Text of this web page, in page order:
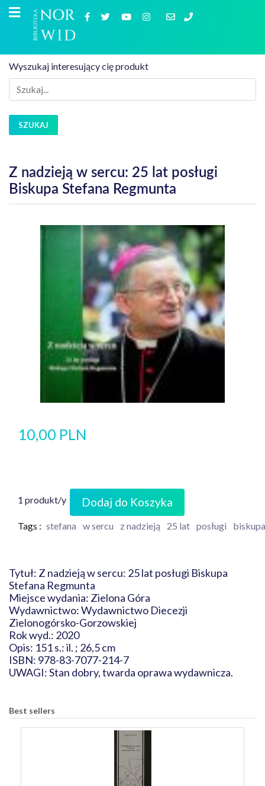
Wyszukaj interesujący cię produkt
SZUKAJ
Z nadzieją w sercu: 25 lat posługi
Biskupa Stefana Regmunta
10,00 PLN
1 produkt/y Dodaj do Koszyka
Tags : stefana w sercu z nadzieją 25 lat posługi biskupa
Tytuł: Z nadzieją w sercu: 25 lat posługi Biskupa
Stefana Regmunta
Miejsce wydania: Zielona Góra
Wydawnictwo: Wydawnictwo Diecezji
Zielonogórsko-Gorzowskiej
Rok wyd.: 2020
Opis: 151 s.: il. ; 26,5 cm
ISBN: 978-83-7077-214-7
UWAGI: Stan dobry, twarda oprawa wydawnicza.
Best sellers